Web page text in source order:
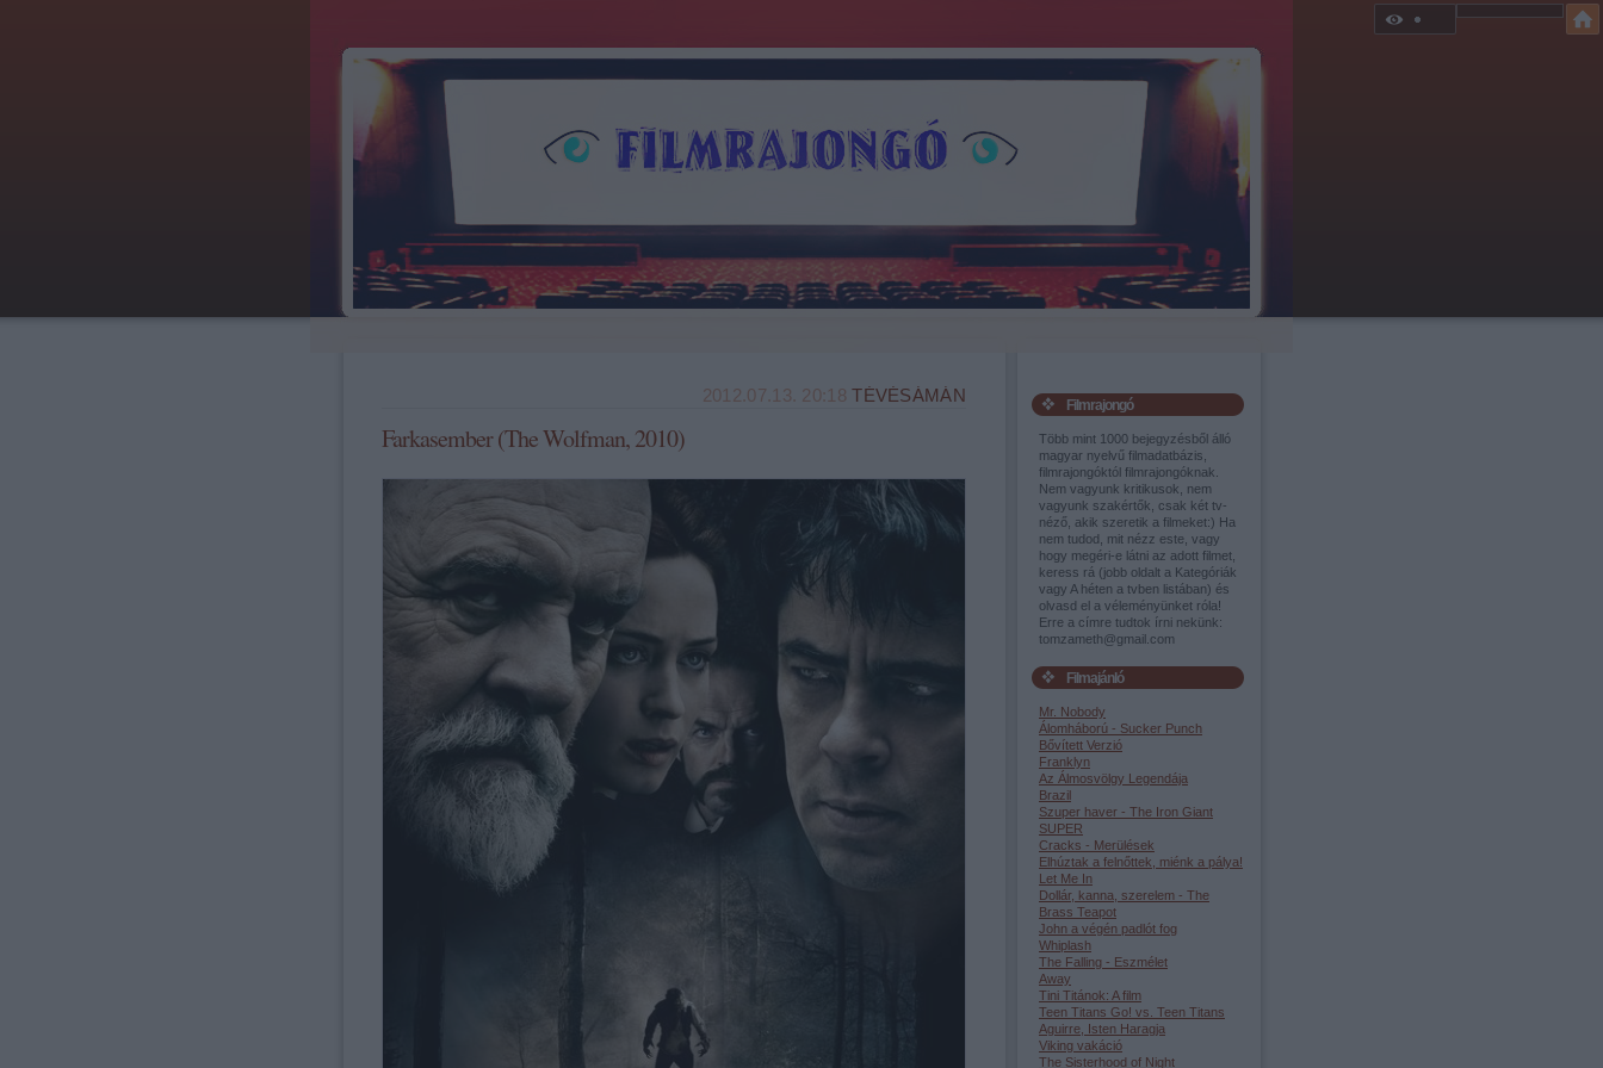
Filmrajongó
Több mint 1000 bejegyzésből álló
magyar nyelvű filmadatbázis,
filmrajongóktól filmrajongóknak.
Nem vagyunk kritikusok, nem
vagyunk szakértők, csak két tv-
néző, akik szeretik a filmeket:) Ha
nem tudod, mit nézz este, vagy
hogy megéri-e látni az adott filmet,
keress rá (jobb oldalt a Kategóriák
vagy A héten a tvben listában) és
olvasd el a véleményünket róla!
Erre a címre tudtok írni nekünk:
tomzameth@gmail.com
Filmajánló
Mr. Nobody
Álomháború - Sucker Punch
Bővített Verzió
Franklyn
Az Álmosvölgy Legendája
Brazil
Szuper haver - The Iron Giant
SUPER
Cracks - Merülések
Elhúztak a felnőttek, miénk a pálya!
Let Me In
Dollár, kanna, szerelem - The
Brass Teapot
John a végén padlót fog
Whiplash
The Falling - Eszmélet
Away
Tini Titánok: A film
Teen Titans Go! vs. Teen Titans
Aguirre, Isten Haragja
Viking vakáció
The Sisterhood of Night
2012.07.13. 20:18TÉVÉSÁMÁN
Farkasember (The Wolfman, 2010)